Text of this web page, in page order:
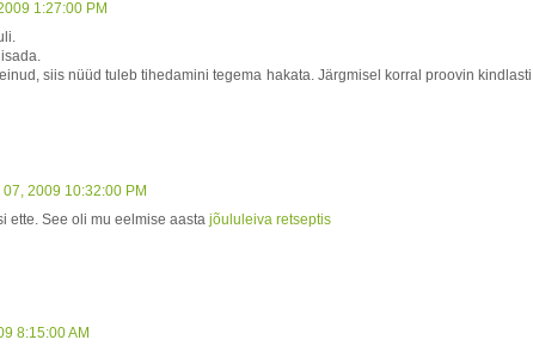
1:27:00 PM
siis nüüd tuleb tihedamini tegema hakata. Järgmisel korral proovin kindlasti
2009 10:32:00 PM
ette. See oli mu eelmise aasta jõululeiva retseptis
8:15:00 AM